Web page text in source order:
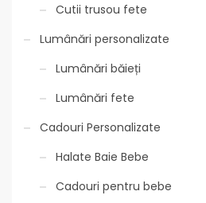
Cutii trusou fete
Lumânări personalizate
Lumânări băieți
Lumânări fete
Cadouri Personalizate
Halate Baie Bebe
Cadouri pentru bebe